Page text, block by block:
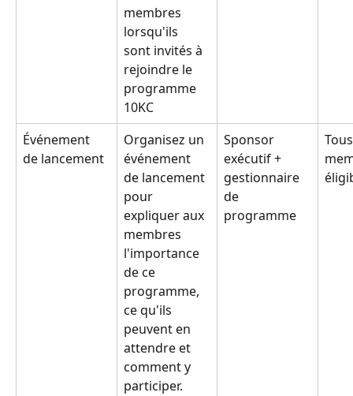
membres
lorsqu'ils
sont invités à
rejoindre le
programme
10KC
Événement
de lancement
Organisez un
événement
de lancement
pour
expliquer aux
membres
l'importance
de ce
programme,
ce qu'ils
peuvent en
attendre et
comment y
participer.
Sponsor
exécutif +
gestionnaire
de
programme